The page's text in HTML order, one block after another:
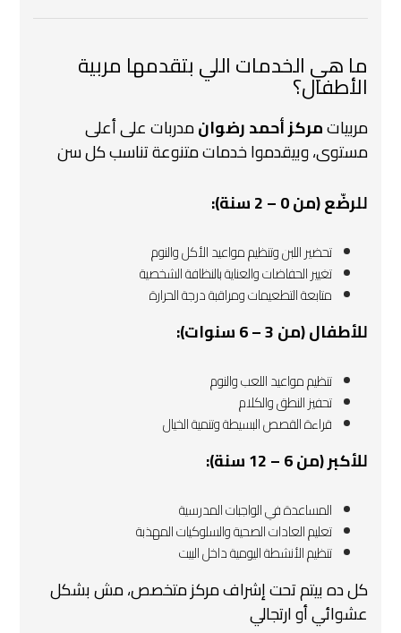
ما هي الخدمات اللي بتقدمها مربية
الأطفال؟
مربياتمركز أحمد رضوانمدربات على أعلى
مستوى، وبيقدموا خدمات متنوعة تناسب كل سن
للرضّع (من 0 – 2 سنة):
تحضير اللبن وتنظيم مواعيد الأكل والنوم
تغيير الحفاضات والعناية بالنظافة الشخصية
متابعة التطعيمات ومراقبة درجة الحرارة
للأطفال (من 3 – 6 سنوات):
تنظيم مواعيد اللعب والنوم
تحفيز النطق والكلام
قراءة القصص البسيطة وتنمية الخيال
للأكبر (من 6 – 12 سنة):
المساعدة في الواجبات المدرسية
تعليم العادات الصحية والسلوكيات المهذبة
تنظيم الأنشطة اليومية داخل البيت
كل ده بيتم تحت إشراف مركز متخصص، مش بشكل
عشوائي أو ارتجالي